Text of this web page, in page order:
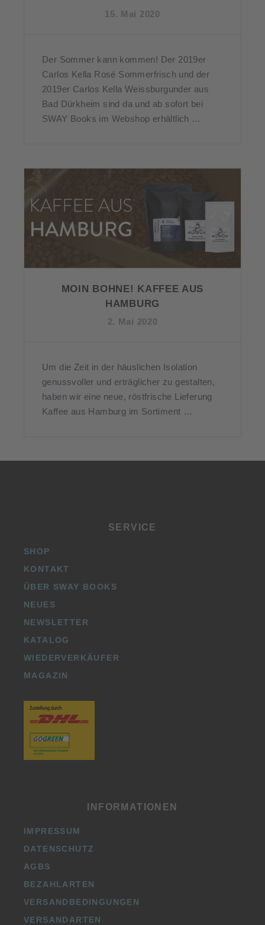
15. Mai 2020
Der Sommer kann kommen! Der 2019er
Carlos Kella Rosé Sommerfrisch und der
2019er Carlos Kella Weissburgunder aus
Bad Dürkheim sind da und ab sofort bei
SWAY Books im Webshop erhältlich …
MOIN BOHNE! KAFFEE AUS
HAMBURG
2. Mai 2020
Um die Zeit in der häuslichen Isolation
genussvoller und erträglicher zu gestalten,
haben wir eine neue, röstfrische Lieferung
Kaffee aus Hamburg im Sortiment …
SERVICE
SHOP
KONTAKT
ÜBER SWAY BOOKS
NEUES
NEWSLETTER
KATALOG
WIEDERVERKÄUFER
MAGAZIN
INFORMATIONEN
IMPRESSUM
DATENSCHUTZ
AGBS
BEZAHLARTEN
VERSANDBEDINGUNGEN
VERSANDARTEN